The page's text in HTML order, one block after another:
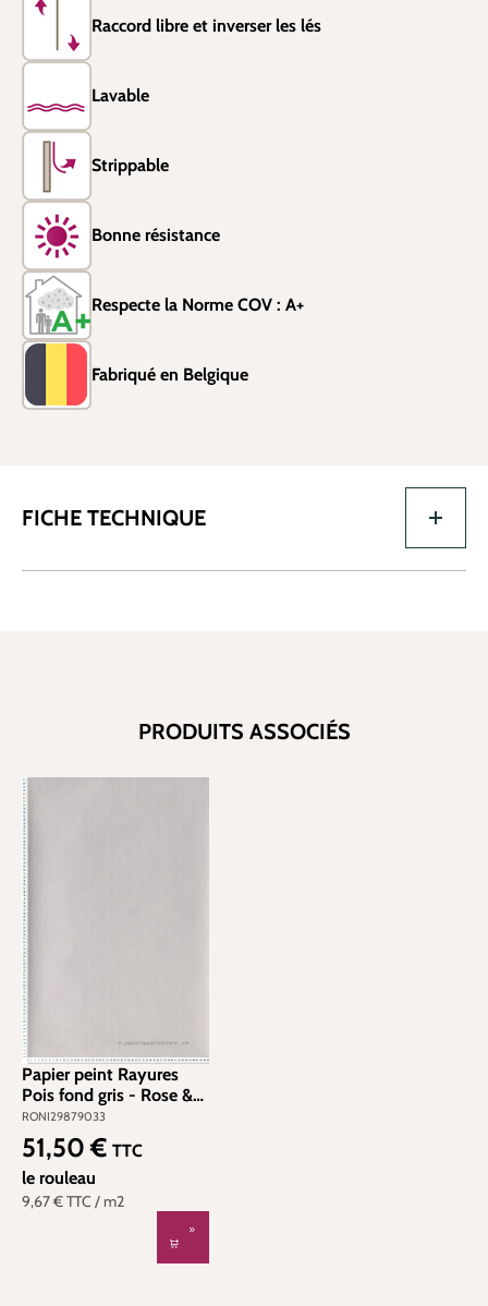
Raccord libre et inverser les lés
Lavable
Strippable
Bonne résistance
Respecte la Norme COV : A+
Fabriqué en Belgique
FICHE TECHNIQUE
PRODUITS ASSOCIÉS
Papier peint Rayures
Pois fond gris - Rose &
Nino de Casadéco | Réf.
RONI29879033
RONI29879033
9,67 €TTC / m2
Prix régulier :
51,50 € TTC
le rouleau